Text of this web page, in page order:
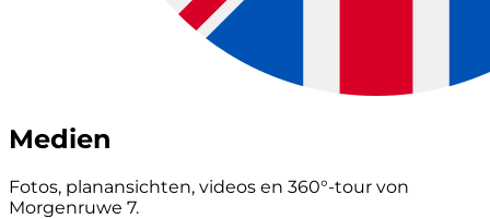
Medien
Fotos, planansichten, videos en 360°-tour von
Morgenruwe 7.